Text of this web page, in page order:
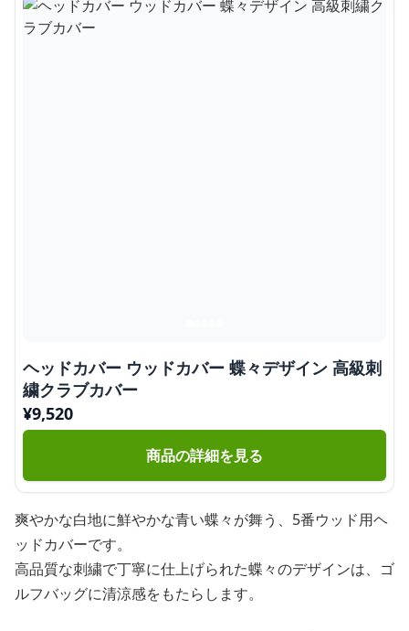
ヘッドカバー ウッドカバー 蝶々デザイン 高級刺
繍クラブカバー
¥9,520
商品の詳細を見る
爽やかな白地に鮮やかな青い蝶々が舞う、5番ウッド用ヘ
ッドカバーです。
高品質な刺繍で丁寧に仕上げられた蝶々のデザインは、ゴ
ルフバッグに清涼感をもたらします。